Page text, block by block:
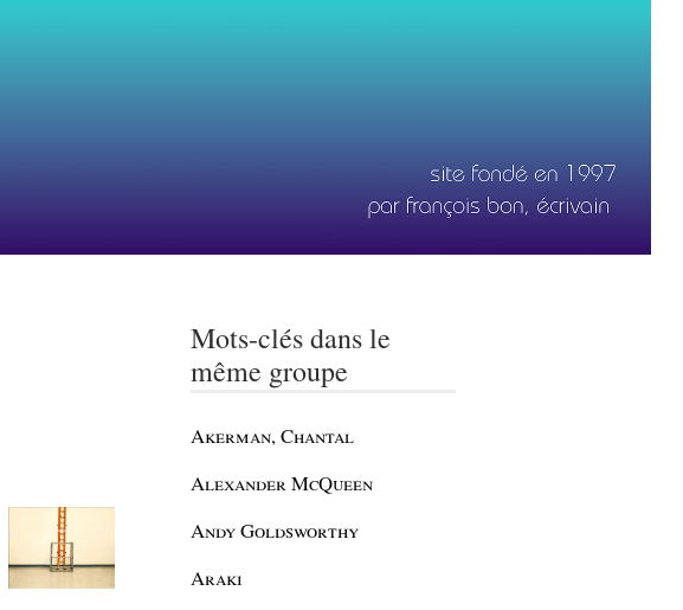
Mots-clés dans le
même groupe
Akerman, Chantal
Alexander McQueen
Andy Goldsworthy
Araki